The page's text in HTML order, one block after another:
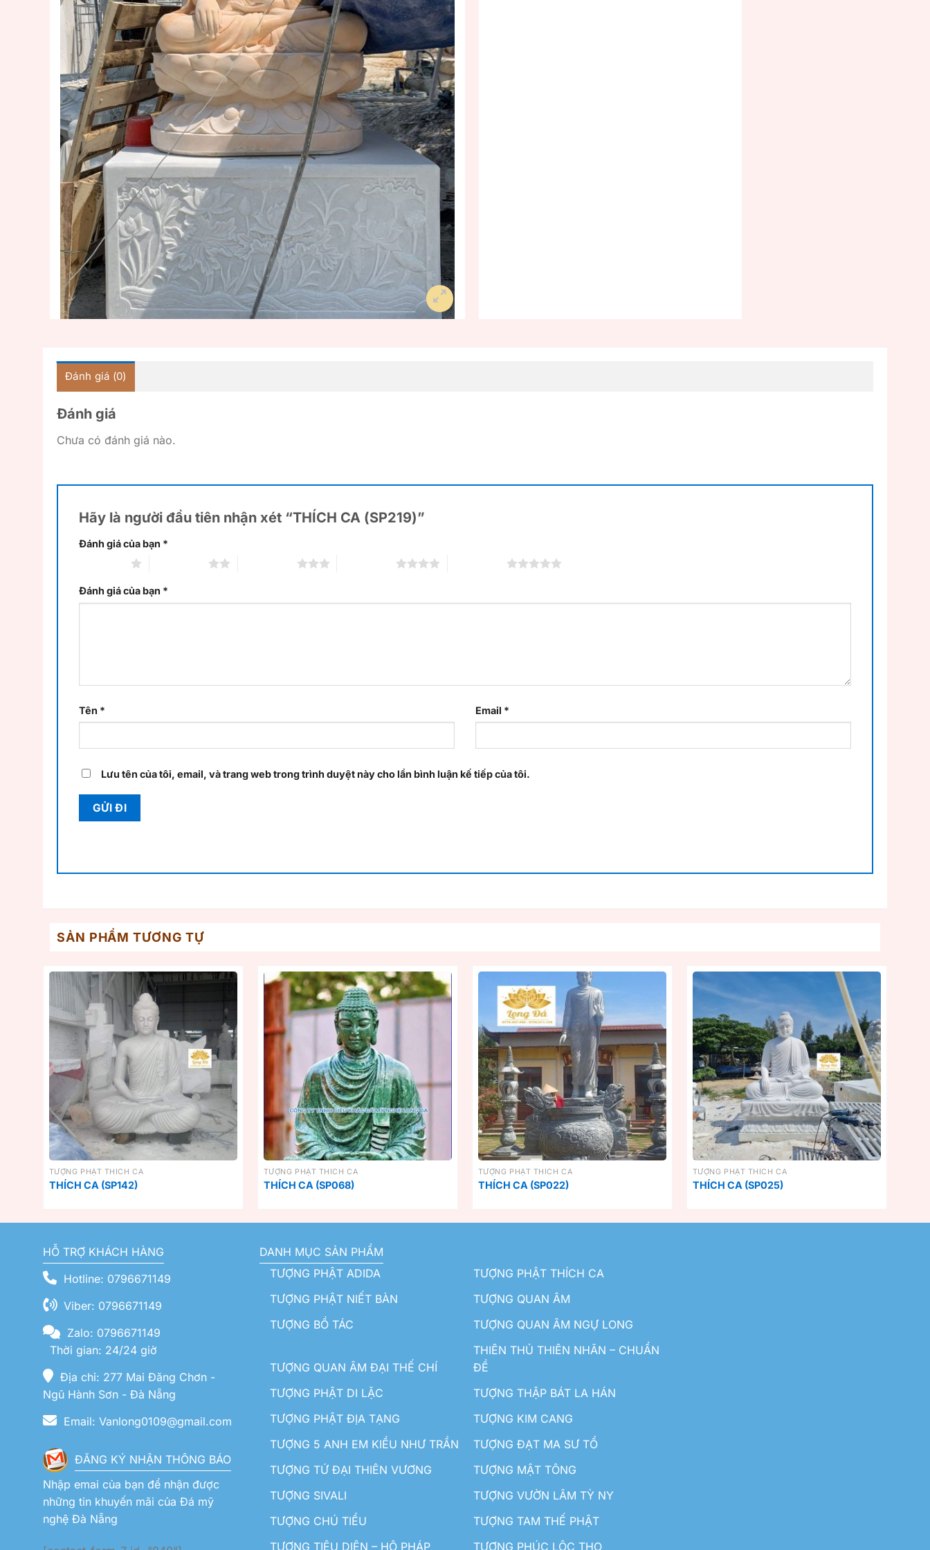
Đánh giá (0)
Đánh giá
Chưa có đánh giá nào.
Hãy là người đầu tiên nhận xét “THÍCH CA (SP219)”
Đánh giá của bạn *
Đánh giá của bạn *
Tên * Email *
Lưu tên của tôi, email, và trang web trong trình duyệt này cho lần bình luận kế tiếp của tôi.
SẢN PHẨM TƯƠNG TỰ
TƯỢNG PHẬT THÍCH CA
THÍCH CA (SP142)
TƯỢNG PHẬT THÍCH CA
THÍCH CA (SP068)
TƯỢNG PHẬT THÍCH CA
THÍCH CA (SP022)
TƯỢNG PHẬT THÍCH CA
THÍCH CA (SP025)
HỖ TRỢ KHÁCH HÀNG
Hotline: 0796671149
Viber: 0796671149
Zalo: 0796671149
Thời gian: 24/24 giờ
Địa chỉ: 277 Mai Đăng Chơn -
Ngũ Hành Sơn - Đà Nẵng
Email: Vanlong0109@gmail.com
ĐĂNG KÝ NHẬN THÔNG BÁO
Nhập emai của bạn để nhận được
những tin khuyến mãi của Đá mỹ
nghệ Đà Nẵng
DANH MỤC SẢN PHẨM
TƯỢNG PHẬT ADIDA
TƯỢNG PHẬT THÍCH CA
TƯỢNG PHẬT NIẾT BÀN
TƯỢNG QUAN ÂM
TƯỢNG BỒ TÁC
TƯỢNG QUAN ÂM NGỰ LONG
TƯỢNG QUAN ÂM ĐẠI THẾ CHÍ
THIÊN THỦ THIÊN NHÃN – CHUẨN
ĐỀ
TƯỢNG PHẬT DI LẶC
TƯỢNG THẬP BÁT LA HÁN
TƯỢNG PHẬT ĐỊA TẠNG
TƯỢNG KIM CANG
TƯỢNG 5 ANH EM KIỀU NHƯ TRẦN
TƯỢNG ĐẠT MA SƯ TỔ
TƯỢNG TỨ ĐẠI THIÊN VƯƠNG
TƯỢNG MẬT TÔNG
TƯỢNG SIVALI
TƯỢNG VƯỜN LÂM TỲ NY
TƯỢNG CHÚ TIỂU
TƯỢNG TAM THẾ PHẬT
TƯỢNG TIÊU DIỆN – HỘ PHÁP
TƯỢNG PHÚC LỘC THỌ